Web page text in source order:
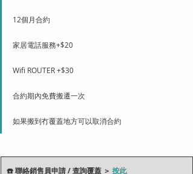
12個月合約
家居電話服務+$20
Wifi ROUTER +$30
合約期內免費搬遷一次
如果搬到冇覆蓋地方可以取消合約
​☎️ 聯絡銷售員申請 / 查詢覆蓋 ＞ 按此